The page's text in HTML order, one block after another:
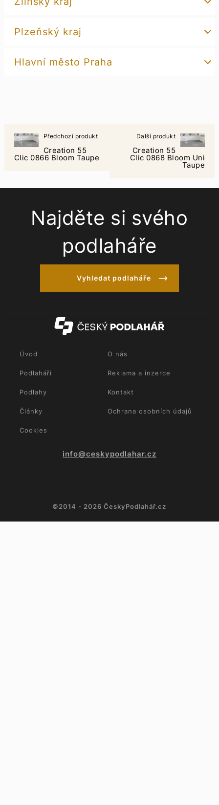
Plzeňský kraj
Hlavní město Praha
Předchozí produkt
Creation 55
Clic 0866 Bloom Taupe
Další produkt
Creation 55
Clic 0868 Bloom Uni
Taupe
Najděte si svého
podlaháře
Vyhledat podlaháře
Úvod O nás
Podlaháři Reklama a inzerce
Podlahy Kontakt
Články Ochrana osobních údajů
Cookies
info@ceskypodlahar.cz
©2014 - 2026 ČeskyPodlahář.cz